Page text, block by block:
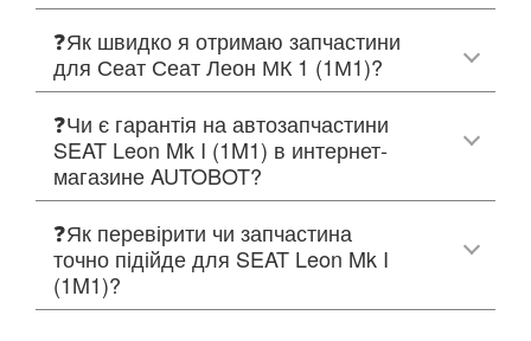
❓Як швидко я отримаю запчастини
для Сеат Сеат Леон МК 1 (1М1)?
❓Чи є гарантія на автозапчастини
SEAT Leon Mk I (1M1) в интернет-
магазине AUTOBOT?
❓Як перевірити чи запчастина
точно підійде для SEAT Leon Mk I
(1M1)?